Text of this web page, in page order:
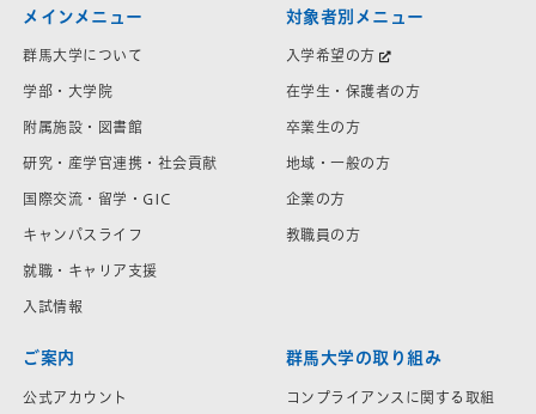
メインメニュー
群馬大学について
学部・大学院
附属施設・図書館
研究・産学官連携・社会貢献
国際交流・留学・GIC
キャンパスライフ
就職・キャリア支援
入試情報
対象者別メニュー
入学希望の方
在学生・保護者の方
卒業生の方
地域・一般の方
企業の方
教職員の方
ご案内
公式アカウント
群馬大学の取り組み
コンプライアンスに関する取組